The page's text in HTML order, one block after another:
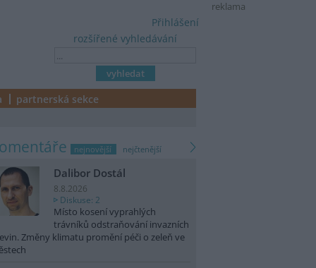
reklama
rozšířené vyhledávání
Přihlášení
partnerská sekce
nejnovější nejčtenější
Dalibor Dostál
8.8.2026
Diskuse: 2
Místo kosení vyprahlých
trávníků odstraňování invazních
Změny klimatu promění péči o zeleň ve